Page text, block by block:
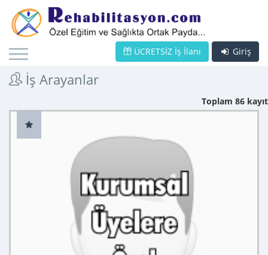
Giriş
ÜCRETSİZ İş İlanı
İş Arayanlar
Toplam 86 kayıt